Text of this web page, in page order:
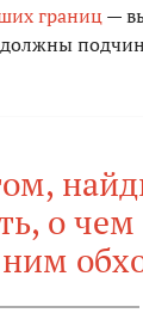
границ—
о чем